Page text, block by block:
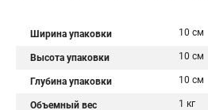
Ширина упаковки 10 см
Высота упаковки 10 см
Глубина упаковки 10 см
Объемный вес 1 кг